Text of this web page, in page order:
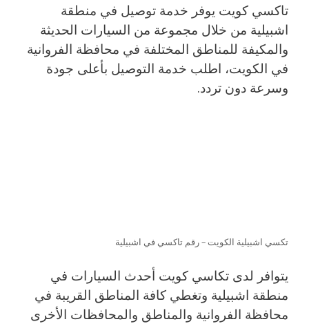
تاكسي كويت يوفر خدمة توصيل في منطقة
اشبيلية من خلال مجموعة من السيارات الحديثة
والمكيفة للمناطق المختلفة في محافظة الفروانية
في الكويت، اطلب خدمة التوصيل بأعلى جودة
وسرعة دون تردد.
تكسي اشبيلية الكويت – رقم تاكسي في اشبيلية
يتوافر لدى تكاسي كويت أحدث السيارات في
منطقة اشبيلية وتغطي كافة المناطق القريبة في
محافظة الفروانية والمناطق والمحافظات الأخرى